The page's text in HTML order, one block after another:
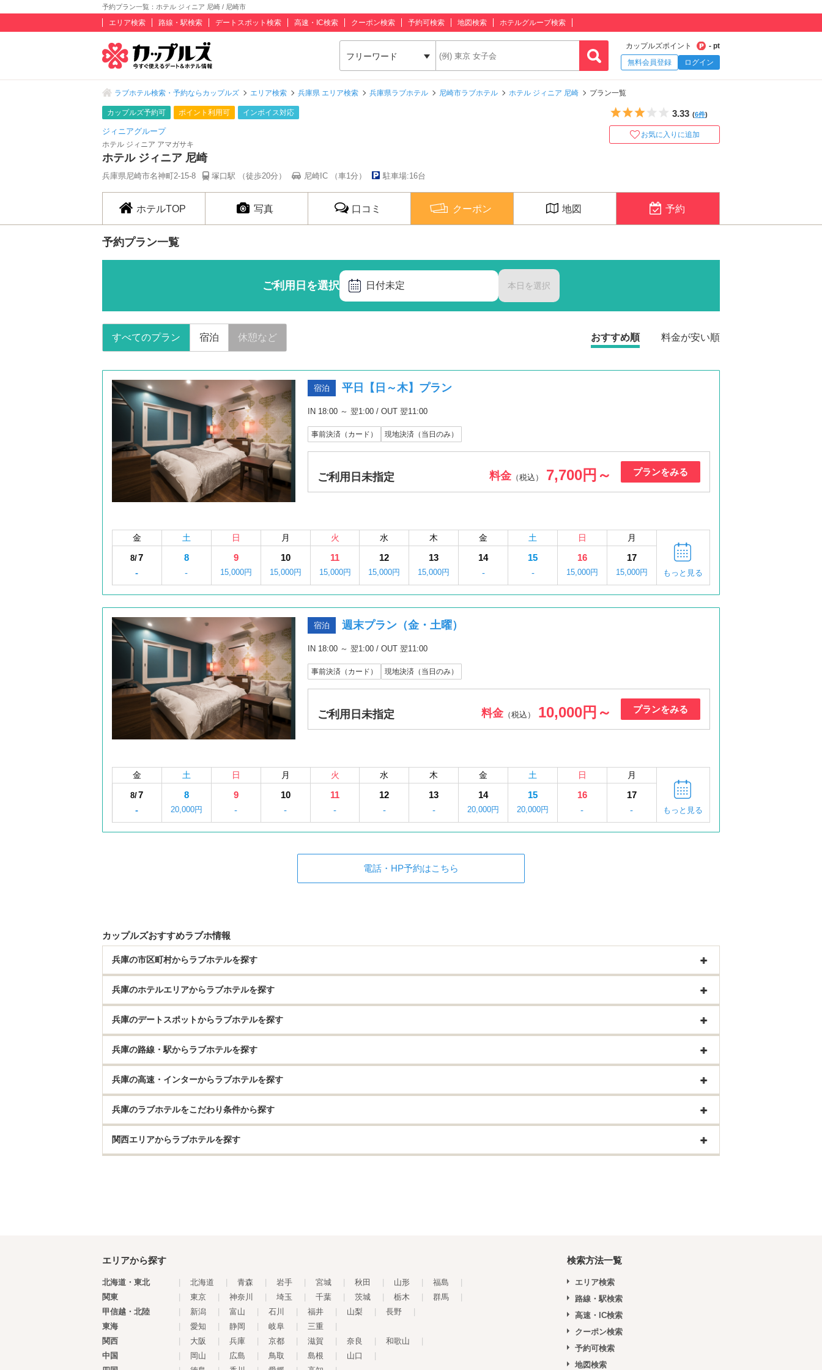
予約プラン一覧：ホテル ジィニア 尼崎 / 尼崎市
エリア検索 路線・駅検索 デートスポット検索 高速・IC検索 クーポン検索 予約可検索 地図検索 ホテルグループ検索
フリーワード
カップルズポイント
- pt
無料会員登録
ログイン
ラブホテル検索・予約ならカップルズ エリア検索 兵庫県 エリア検索 兵庫県ラブホテル 尼崎市ラブホテル ホテル ジィニア 尼崎 プラン一覧
カップルズ予約可 ポイント利用可 インボイス対応
ジィニアグループ
ホテル ジィニア アマガサキ
ホテル ジィニア 尼崎
兵庫県尼崎市名神町2-15-8 塚口駅 （徒歩20分） 尼崎IC （車1分） 駐車場:16台
5つ星のうち3
3.33 (6件)
お気に入りに追加
ホテルTOP 写真 口コミ クーポン 地図 予約
予約プラン一覧
ご利用日を選択 日付未定 本日を選択
すべてのプラン 宿泊 休憩など おすすめ順 料金が安い順
宿泊 平日【日～木】プラン
IN 18:00 ～ 翌1:00 / OUT 翌11:00
事前決済（カード） 現地決済（当日のみ）
ご利用日未指定 料金（税込） 7,700円～ プランをみる
金 土 日 月 火 水 木 金 土 日 月
8/7
-
8
-
9
15,000円
10
15,000円
11
15,000円
12
15,000円
13
15,000円
14
-
15
-
16
15,000円
17
15,000円 もっと見る
宿泊 週末プラン（金・土曜）
IN 18:00 ～ 翌1:00 / OUT 翌11:00
事前決済（カード） 現地決済（当日のみ）
ご利用日未指定 料金（税込） 10,000円～ プランをみる
金 土 日 月 火 水 木 金 土 日 月
8/7
-
8
20,000円
9
-
10
-
11
-
12
-
13
-
14
20,000円
15
20,000円
16
-
17
-
もっと見る
電話・HP予約はこちら
カップルズおすすめラブホ情報
兵庫の市区町村からラブホテルを探す
兵庫のホテルエリアからラブホテルを探す
兵庫のデートスポットからラブホテルを探す
兵庫の路線・駅からラブホテルを探す
兵庫の高速・インターからラブホテルを探す
兵庫のラブホテルをこだわり条件から探す
関西エリアからラブホテルを探す
エリアから探す
北海道・東北 北海道 青森 岩手 宮城 秋田 山形 福島
関東
東京 神奈川 埼玉 千葉 茨城 栃木 群馬
甲信越・北陸
新潟 富山 石川 福井 山梨 長野
東海
愛知 静岡 岐阜 三重
関西
大阪 兵庫 京都 滋賀 奈良 和歌山
中国
岡山 広島 鳥取 島根 山口
検索方法一覧
エリア検索
路線・駅検索
高速・IC検索
クーポン検索
予約可検索
地図検索